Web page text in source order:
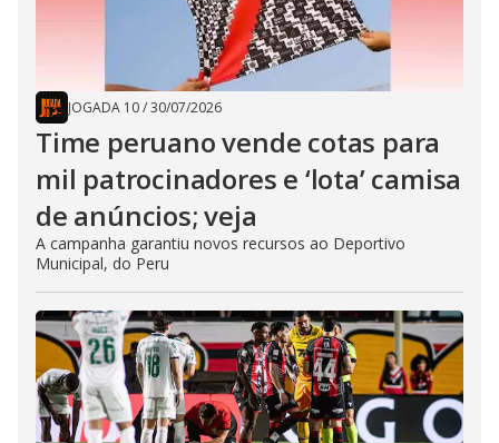
JOGADA 10/30/07/2026
Time peruano vende cotas para
mil patrocinadores e ‘lota’ camisa
de anúncios; veja
A campanha garantiu novos recursos ao Deportivo
Municipal, do Peru